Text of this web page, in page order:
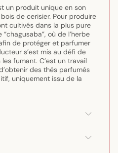
un produit unique en son
de cerisier. Pour produire
cultivés dans la plus pure
où de l’herbe
de protéger et parfumer
s’est mis au défi de
fumant. C’est un travail
des thés parfumés
uniquement issu de la